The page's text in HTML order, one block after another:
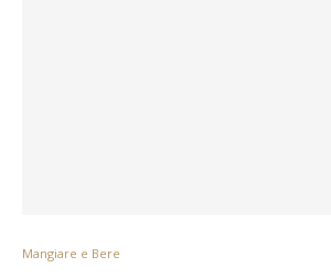
Mangiare e Bere